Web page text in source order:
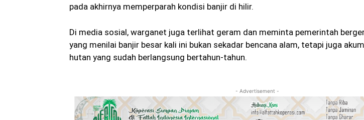
pada akhirnya memperparah kondisi banjir di hilir.
Di media sosial, warganet juga terlihat geram dan meminta pemerintah
yang menilai banjir besar kali ini bukan sekadar bencana alam, tetapi juga
hutan yang sudah berlangsung bertahun-tahun.
- Advertisement -